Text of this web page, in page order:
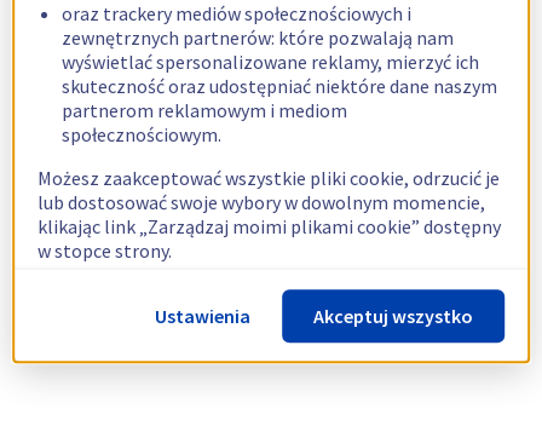
oraz trackery mediów społecznościowych i
zewnętrznych partnerów: które pozwalają nam
wyświetlać spersonalizowane reklamy, mierzyć ich
skuteczność oraz udostępniać niektóre dane naszym
partnerom reklamowym i mediom
społecznościowym.
Możesz zaakceptować wszystkie pliki cookie, odrzucić je
lub dostosować swoje wybory w dowolnym momencie,
klikając link „Zarządzaj moimi plikami cookie” dostępny
w stopce strony.
Więcej informacji znajdziesz w naszejpolityce
dotyczącej wykorzystywania plików cookie.
Ustawienia Akceptuj wszystko